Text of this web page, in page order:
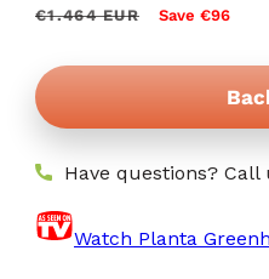
cena
€1.464 EUR Save €96
cena
Have questions? Call
Watch Planta